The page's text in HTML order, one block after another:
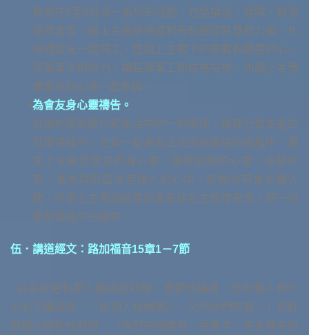
教會在6至8月有一系列的活動，包括講座，營隊，教會
退修會等。願上主賜給傳道和長執團隊智慧和力量，也
帶領會友一起同工，透過上主賜下的恩賜和願意的心，
使萬事互相效力，讓每項事工都成為祝福。也願上主預
備會友的心來一起參與。
為會友身心靈禱告。
近來的氣候變化和生活中的一些困境，讓部分會友處在
低落情緒中，也有一些會友正在疾病康復的過程中。懇
求上主醫治會友的身心靈，撫慰受創的心靈，並賜平
安，喜樂與盼望在每個人的心中。近期也有會友難入
睡，祈求上主幫助疲累的會友能在主懷裡安息，把一切
憂愁煩惱交托給祢。
伍．講道經文：路加福音15章1－7節
許多稅吏和罪人都挨近耶穌，要聽他講道。法利賽人和文
士私下議論說：「這個人接納罪人，又同他們吃飯。」耶穌
就用比喻對他們說：「你們中間誰有一百隻羊，失去其中的